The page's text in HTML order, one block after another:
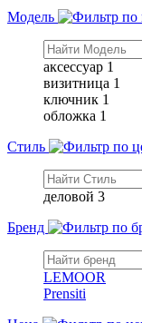
Модель
аксессуар 1
визитница 1
ключник 1
обложка 1
Стиль
деловой 3
Бренд
LEMOOR
Prensiti